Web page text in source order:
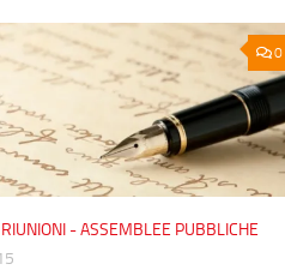
0
RIUNIONI - ASSEMBLEE PUBBLICHE